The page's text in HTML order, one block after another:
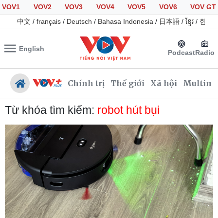
VOV1 VOV2 VOV3 VOV4 VOV5 VOV6
VOV GT
中文 / français / Deutsch / Bahasa Indonesia / 日本語 / ខ្មែរ / 한국
English PodcastRadio
Chính trị Thế giới Xã hội
Chính trị
Đảng
Tổ chức nhân sự
Quốc hội
Nhận diện sự thật
Xã hội
Tin 24h
Giáo dục
Dự báo thời tiết
Dấu ấn VOV
Việc làm
Biển đảo
Từ khóa tìm kiếm: robot hút bụi